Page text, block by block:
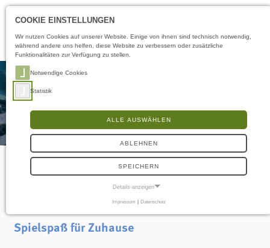
Öffnungszeiten
Schatztaucher
Spielspaß für Zuhause
COOKIE EINSTELLUNGEN
Wir nutzen Cookies auf unserer Website. Einige von ihnen sind technisch notwendig,
während andere uns helfen, diese Website zu verbessern oder zusätzliche
Funktionalitäten zur Verfügung zu stellen.
Notwendige Cookies
Statistik
ALLE AUSWÄHLEN
ABLEHNEN
SPEICHERN
Details anzeigen
einwandfreie Funktion der Website erforderlich.
Impressum | Datenschutz